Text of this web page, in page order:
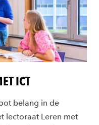
ICT
belang in de
lectoraat Leren met